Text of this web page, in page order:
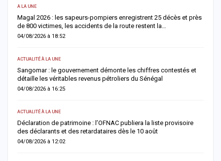
et près
et
Retour du Magal 2026 : les sapeurs-pompiers recensent 22
et 685 victimes, la vigilance renforcée sur les routes
03/08/2026 à 20:13
ACTUALITÉ À LA UNE
Magal 2026 : Sokhna Aïda Diallo écarte toute idée de remariage
et réaffirme sa fidélité à Cheikh Béthio Thioune
03/08/2026 à 20:05
SOCIÉTÉ
Cérémonie Officielle : le Khalife général des Mourides alerte sur
un monde qui s’autodétruit » et appelle à renforcer…
03/08/2026 à 15:57